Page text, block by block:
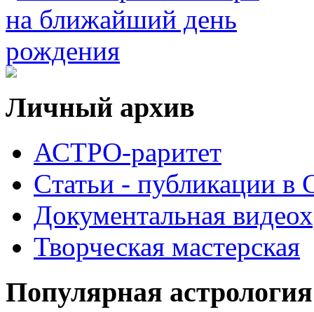
Личный архив
АСТРО-раритет
Cтатьи - публикации
Документальная
Творческая мастерская
Популярная астрология